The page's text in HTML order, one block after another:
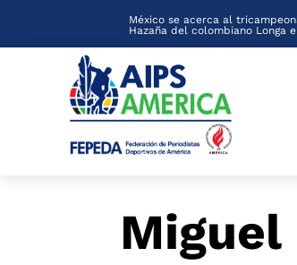
México se acerca al
Hazaña del colombiano Longa
Miguel